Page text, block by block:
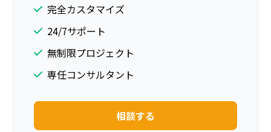
完全カスタマイズ
24/7サポート
無制限プロジェクト
専任コンサルタント
相談する